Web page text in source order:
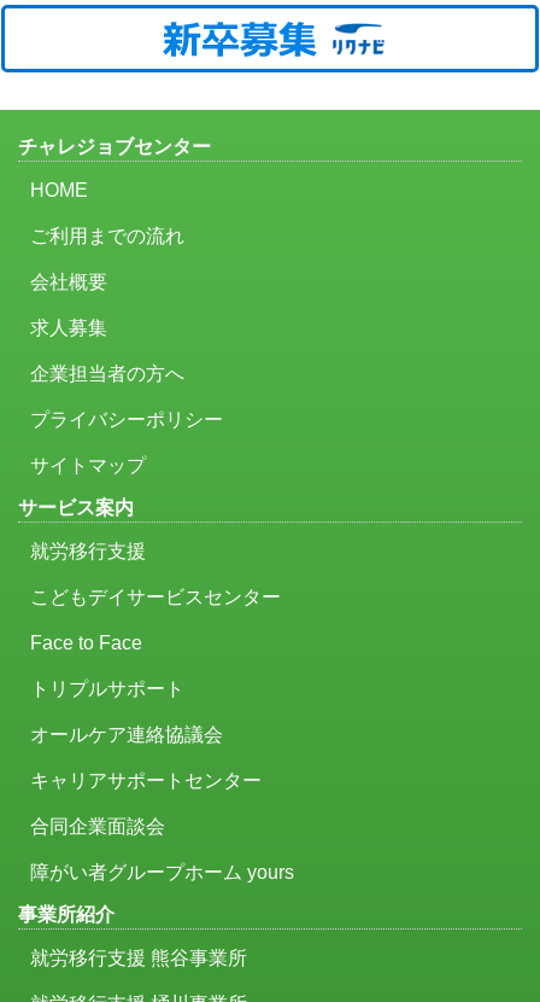
チャレジョブセンター
HOME
ご利用までの流れ
会社概要
求人募集
企業担当者の方へ
プライバシーポリシー
サイトマップ
サービス案内
就労移行支援
こどもデイサービスセンター
Face to Face
トリプルサポート
オールケア連絡協議会
キャリアサポートセンター
合同企業面談会
障がい者グループホーム yours
事業所紹介
就労移行支援 熊谷事業所